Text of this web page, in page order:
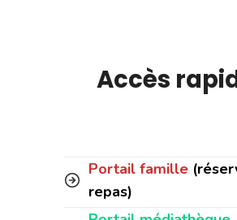
Accès
Portail famille
repas)